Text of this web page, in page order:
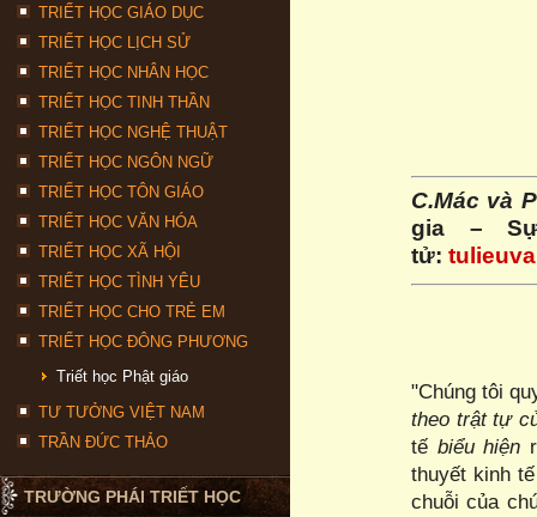
TRIẾT HỌC GIÁO DỤC
TRIẾT HỌC LỊCH SỬ
TRIẾT HỌC NHÂN HỌC
TRIẾT HỌC TINH THẦN
TRIẾT HỌC NGHỆ THUẬT
TRIẾT HỌC NGÔN NGỮ
TRIẾT HỌC TÔN GIÁO
TRIẾT HỌC VĂN HÓA
TRIẾT HỌC XÃ HỘI
TRIẾT HỌC TÌNH YÊU
TRIẾT HỌC CHO TRẺ EM
TRIẾT HỌC ĐÔNG PHƯƠNG
Triết học Phật giáo
TƯ TƯỞNG VIỆT NAM
TRẦN ĐỨC THẢO
TRƯỜNG PHÁI TRIẾT HỌC
C.Mác và
gia –
tử:
"Chúng tôi
theo trật tự
tế biểu hiện
thuyết kinh
chuỗi của